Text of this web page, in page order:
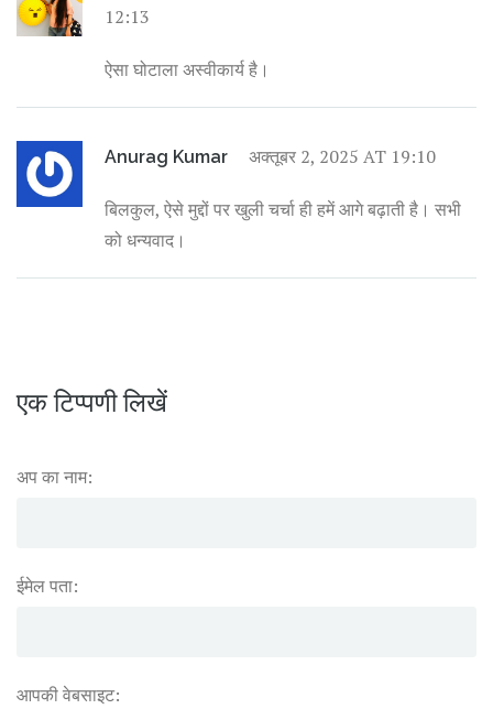
12:13
ऐसा घोटाला अस्वीकार्य है।
Anurag Kumar अक्तूबर 2, 2025 AT 19:10
बिलकुल, ऐसे मुद्दों पर खुली चर्चा ही हमें आगे बढ़ाती है। सभी
को धन्यवाद।
एक टिप्पणी लिखें
अप का नाम:
ईमेल पता:
आपकी वेबसाइट: